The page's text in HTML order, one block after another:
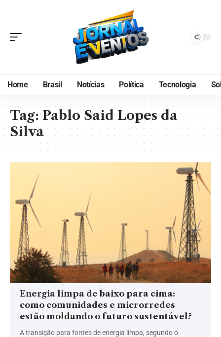
Home Brasil Notícias Política Tecnologia
Tag:Pablo Said Lopes da
Silva
Energia limpa de baixo para cima:
como comunidades e microrredes
estão moldando o futuro sustentável?
A transição para fontes de energia limpa, segundo o